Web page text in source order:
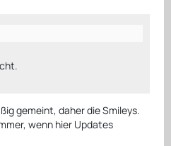
gemeint, daher die Smileys.
wenn hier Updates